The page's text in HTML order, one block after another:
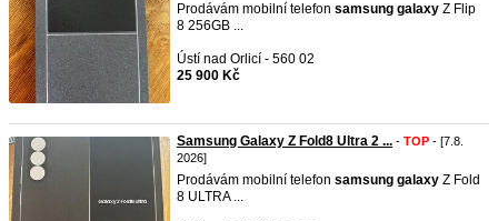
Prodávám mobilní telefon samsung galaxy Z Flip
8 256GB ...
Ústí nad Orlicí - 560 02
25 900 Kč
Samsung Galaxy Z Fold8 Ultra 2 ... - TOP - [7.8.
2026]
Prodávám mobilní telefon samsung galaxy Z Fold
8 ULTRA ...